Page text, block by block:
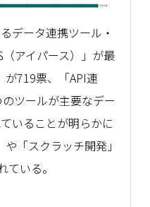
データ連携ツール・
アイパース）」が最
が719票、「API連
ツールが主要なデー
いることが明らかに
「スクラッチ開発」
ている。